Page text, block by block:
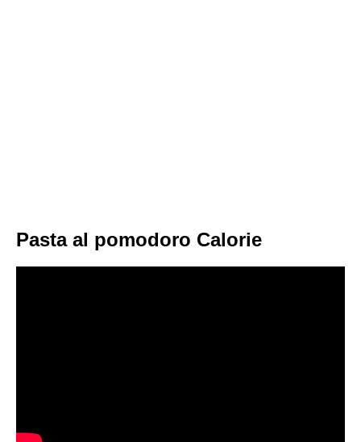
Pasta al pomodoro Calorie